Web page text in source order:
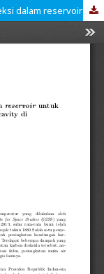
Pemodelan Penyebaran Massa CO2 Terinjeksi dalam reservoir untuk Mendapatkan Respon Anomali Time-lapse microgravity di Permukaan